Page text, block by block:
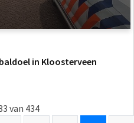
in Kloosterveen
van 434